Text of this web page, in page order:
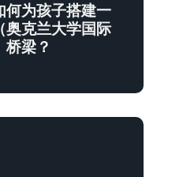
何为孩子搭建一
奥克兰大学国际
桥梁？